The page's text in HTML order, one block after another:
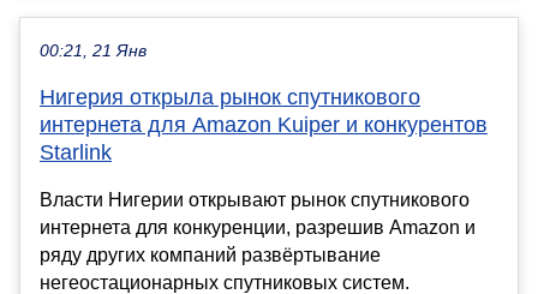
00:21, 21 Янв
Нигерия открыла рынок спутникового
интернета для Amazon Kuiper и конкурентов
Starlink
Власти Нигерии открывают рынок спутникового
интернета для конкуренции, разрешив Amazon и
ряду других компаний развёртывание
негеостационарных спутниковых систем.